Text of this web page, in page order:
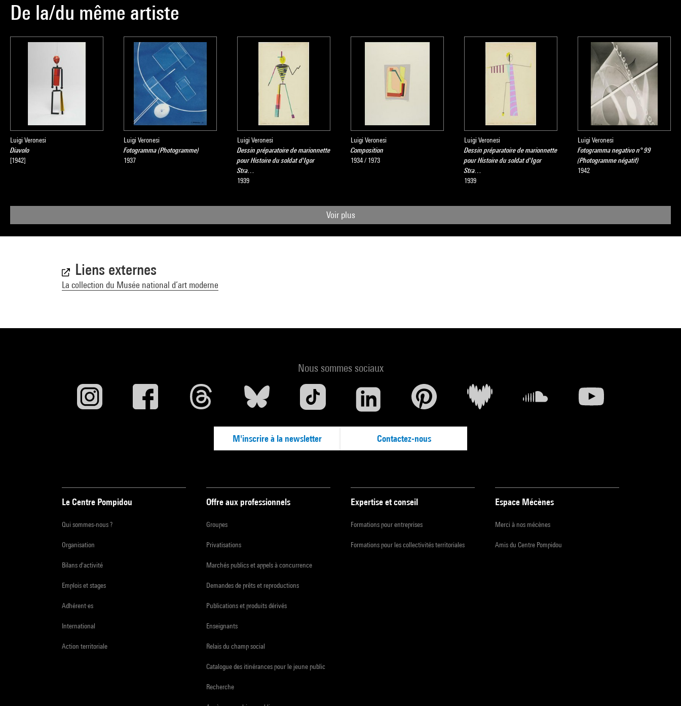
De la/du même artiste
Luigi Veronesi
Diavolo
[1942]
Luigi Veronesi
Fotogramma (Photogramme)
1937
Luigi Veronesi
Dessin préparatoire de marionnette
pour Histoire du soldat d'Igor
Stra…
1939
Luigi Veronesi
Composition
1934 / 1973
Luigi Veronesi
Dessin préparatoire de marionnette
pour Histoire du soldat d'Igor
Stra…
1939
Luigi Veronesi
Fotogramma negativo n° 99
(Photogramme négatif)
1942
Voir plus
Liens externes
La collection du Musée national d’art moderne
Nous sommes sociaux
M'inscrire à la newsletter Contactez-nous
Le Centre Pompidou
Qui sommes-nous ?
Organisation
Bilans d'activité
Emplois et stages
Adhérent·es
International
Action territoriale
Offre aux professionnels
Groupes
Privatisations
Marchés publics et appels à concurrence
Demandes de prêts et reproductions
Publications et produits dérivés
Enseignants
Relais du champ social
Catalogue des itinérances pour le jeune public
Recherche
Expertise et conseil
Formations pour entreprises
Formations pour les collectivités territoriales
Espace Mécènes
Merci à nos mécènes
Amis du Centre Pompidou